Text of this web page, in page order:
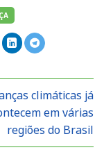
climáticas já
em várias
regiões do Brasil